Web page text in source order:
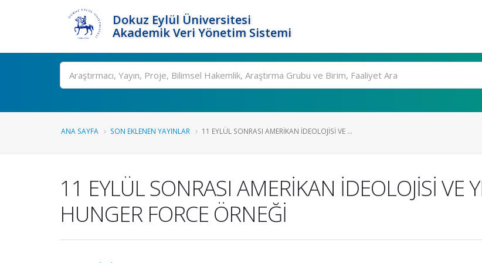
Dokuz Eylül Üniversitesi
Akademik Veri Yönetim Sistemi
Ara
ANA SAYFA SON EKLENEN YAYINLAR 11 EYLÜL SONRASI AMERİKAN İDEOLOJİSİ VE ...
11 EYLÜL SONRASI AMERİKAN İDEOLOJİSİ VE
HUNGER FORCE ÖRNEĞİ